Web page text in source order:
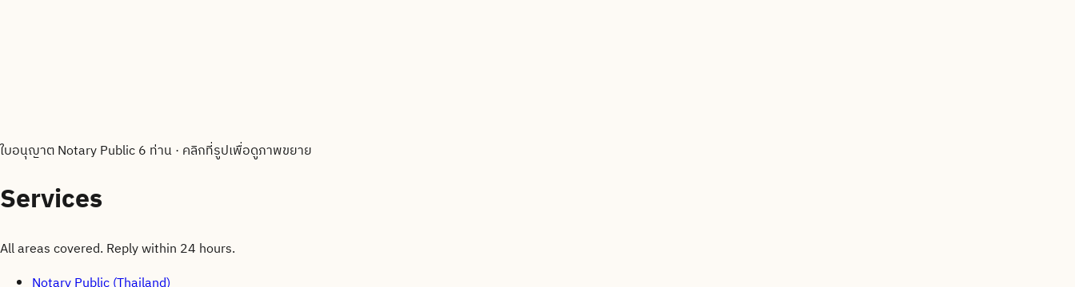
ใบอนุญาต Notary Public 6 ท่าน· คลิกที่รูปเพื่อดูภาพขยาย
Services
All areas covered. Reply within 24 hours.